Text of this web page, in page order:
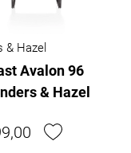
& Hazel
Avalon 96
& Hazel